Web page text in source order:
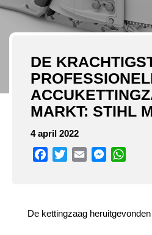
DE
MARKT: STIHL
4 april 2022
Facebook
TwitterEmail Messenger
De kettingzaag heruitgevonden